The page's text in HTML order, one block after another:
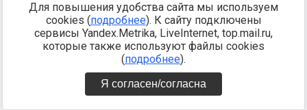
Для повышения удобства сайта мы используем
cookies (подробнее). К сайту подключены
сервисы Yandex.Metrika, LiveInternet, top.mail.ru,
которые также используют файлы cookies
(подробнее).
Я согласен/согласна